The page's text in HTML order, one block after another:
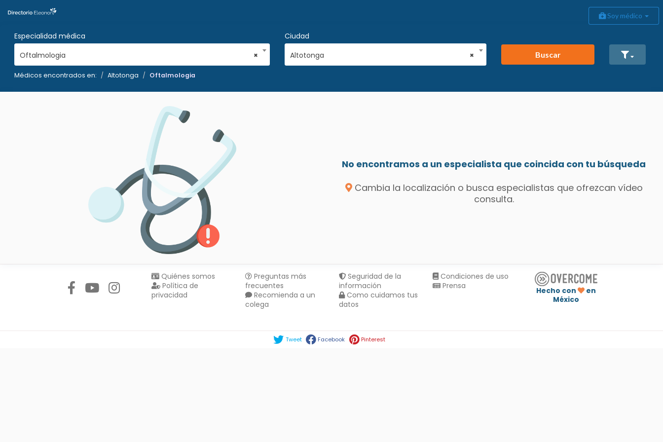
Soy médico
Especialidad médica
×
Oftalmologia
Ciudad
×
Altotonga Buscar
Médicos encontrados en: Altotonga Oftalmologia
No encontramos a un especialista que coincida con tu búsqueda
Cambia la localización o busca especialistas que ofrezcan vídeo
consulta.
Quiénes somos
Política de
privacidad
Preguntas más
frecuentes
Recomienda a un
colega
Seguridad de la
información
Como cuidamos tus
datos
Condiciones de uso
Prensa
Hecho con
en
México
Tweet Facebook Pinterest